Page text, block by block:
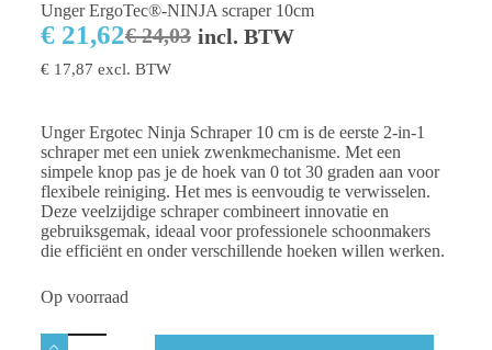
Unger ErgoTec®-NINJA scraper 10cm
€24,03
€21,62 incl. BTW
€17,87 excl. BTW
Unger Ergotec Ninja Schraper 10 cm is de eerste 2-in-1
schraper met een uniek zwenkmechanisme. Met een
simpele knop pas je de hoek van 0 tot 30 graden aan voor
flexibele reiniging. Het mes is eenvoudig te verwisselen.
Deze veelzijdige schraper combineert innovatie en
gebruiksgemak, ideaal voor professionele schoonmakers
die efficiënt en onder verschillende hoeken willen werken.
Op voorraad